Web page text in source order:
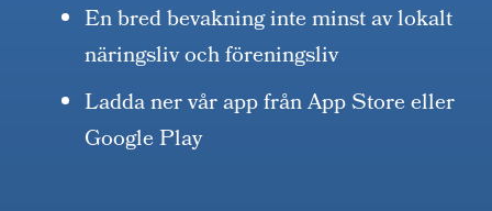
En bred bevakning inte minst av lokalt
näringsliv och föreningsliv
Ladda ner vår app från App Store eller
Google Play